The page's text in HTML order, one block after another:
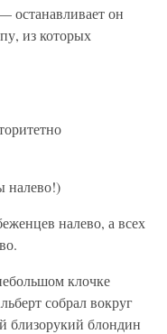
останавливает он
из которых
налево!)
налево, а всех
клочке
собрал вокруг
близорукий блондин